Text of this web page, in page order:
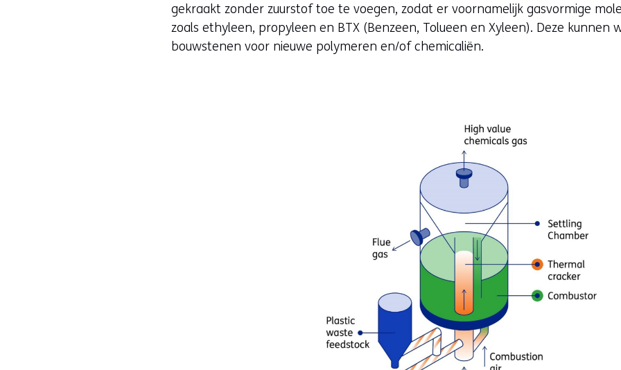
gekraakt zonder zuurstof toe te voegen, zodat er voornamelijk gasvormige
zoals ethyleen, propyleen en BTX (Benzeen, Tolueen en Xyleen). Deze kunnen
bouwstenen voor nieuwe polymeren en/of chemicaliën.